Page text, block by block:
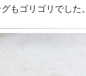
もゴリゴリでした。